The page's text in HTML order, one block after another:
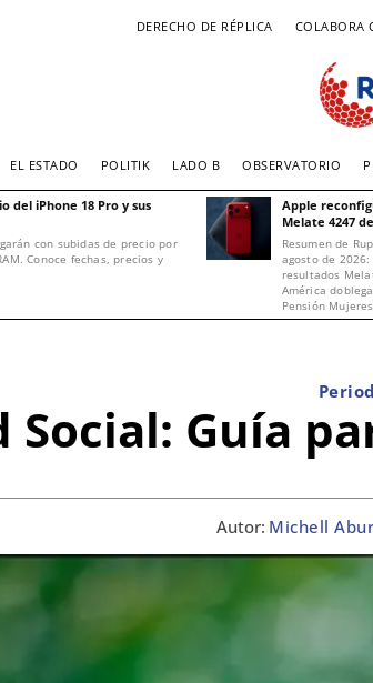
DERECHO DE RÉPLICA COLABORA
EL ESTADO POLITIK LADO B OBSERVATORIO
del iPhone 18 Pro y sus
con subidas de precio por
Conoce fechas, precios y
Apple
Melate 4247
Resumen de
agosto de
resultados
América
Pensión
Social: Guía
Autor: Michell